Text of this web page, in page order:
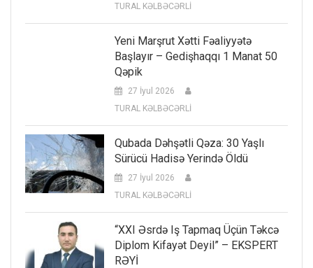
TURAL KƏLBƏCƏRLİ
Yeni Marşrut Xətti Fəaliyyətə
Başlayır – Gedişhaqqı 1 Manat 50
Qəpik
27 İyul 2026
TURAL KƏLBƏCƏRLİ
Qubada Dəhşətli Qəza: 30 Yaşlı
Sürücü Hadisə Yerində Öldü
27 İyul 2026
TURAL KƏLBƏCƏRLİ
“XXI Əsrdə Iş Tapmaq Üçün Təkcə
Diplom Kifayət Deyil” – EKSPERT
RƏYİ